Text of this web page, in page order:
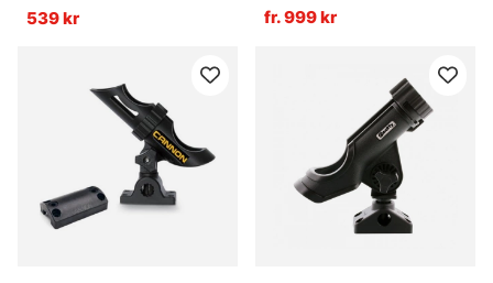
539 kr
fr. 999 kr